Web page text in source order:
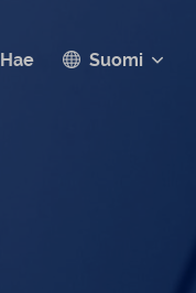
Hae Suomi